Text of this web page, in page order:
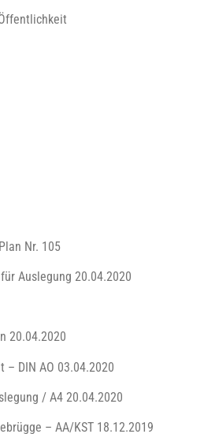
Nr. 105
Auslegung 20.04.2020
20.04.2020
– DIN AO 03.04.2020
/ A4 20.04.2020
– AA/KST 18.12.2019